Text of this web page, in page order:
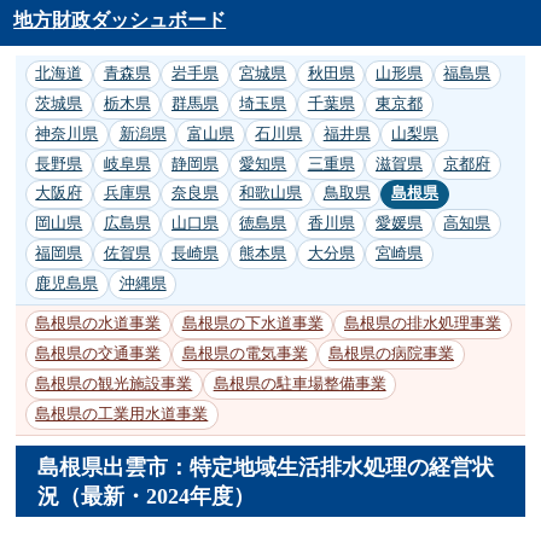
地方財政ダッシュボード
北海道 青森県 岩手県 宮城県 秋田県 山形県
福島県
茨城県
栃木県 群馬県 埼玉県 千葉県
東京都
神奈川県
新潟県 富山県 石川県 福井県
山梨県
長野県
岐阜県 静岡県 愛知県 三重県 滋賀県
京都府
大阪府
兵庫県 奈良県 和歌山県 鳥取県
島根県
岡山県
広島県 山口県 徳島県 香川県 愛媛県
高知県
福岡県
佐賀県 長崎県 熊本県 大分県
宮崎県
鹿児島県
沖縄県
島根県の水道事業 島根県の下水道事業
島根県の排水処理事業
島根県の交通事業
島根県の電気事業
島根県の病院事業
島根県の観光施設事業
島根県の駐車場整備事業
島根県の工業用水道事業
島根県出雲市：特定地域生活排水処理の経営状
況（最新・2024年度）